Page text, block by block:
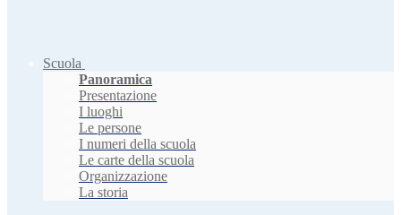
Scuola
Panoramica
Presentazione
I luoghi
Le persone
I numeri della scuola
Le carte della scuola
Organizzazione
La storia